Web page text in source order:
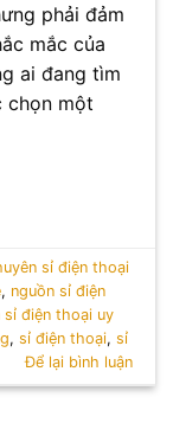
phải đảm
mắc của
ai đang tìm
chọn một
sỉ điện thoại
, nguồn sỉ điện
sỉ điện thoại uy
,sỉ điện thoại,sỉ
Để lại bình luận